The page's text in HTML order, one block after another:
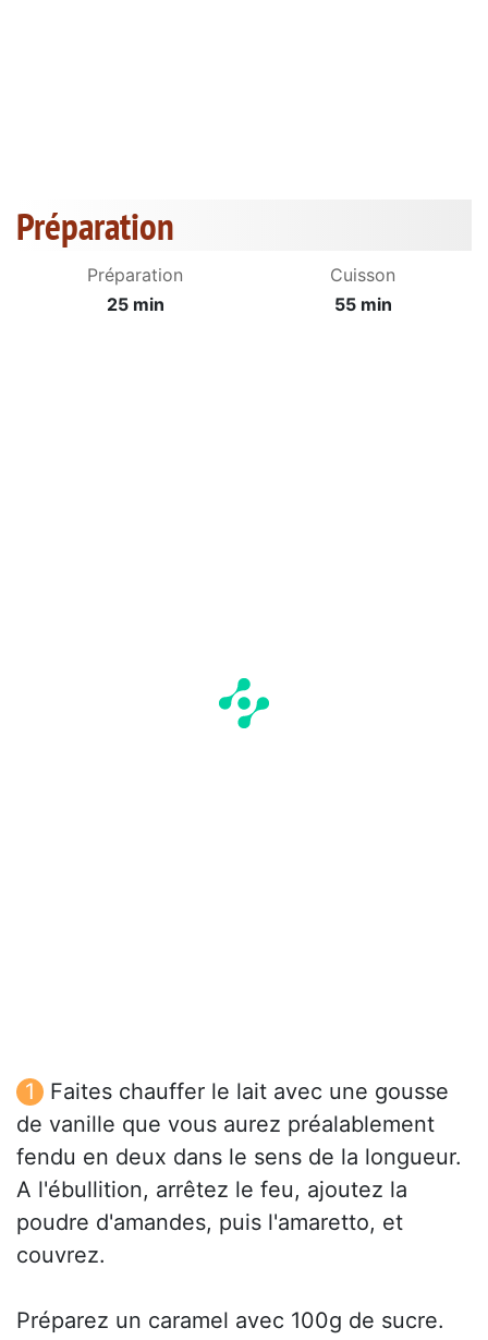
Préparation
Préparation
25 min
Cuisson
55 min
Faites chauffer le lait avec une gousse
de vanille que vous aurez préalablement
fendu en deux dans le sens de la longueur.
A l'ébullition, arrêtez le feu, ajoutez la
poudre d'amandes, puis l'amaretto, et
couvrez.
Préparez un caramel avec 100g de sucre.